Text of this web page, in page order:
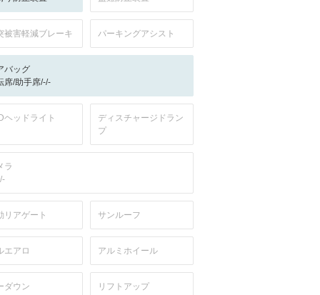
被害軽減ブレーキ パーキングアシスト
バッグ
席/助手席/-/-
ヘッドライト
ディスチャージドラン
プ
ラ
リアゲート サンルーフ
エアロ アルミホイール
ダウン リフトアップ